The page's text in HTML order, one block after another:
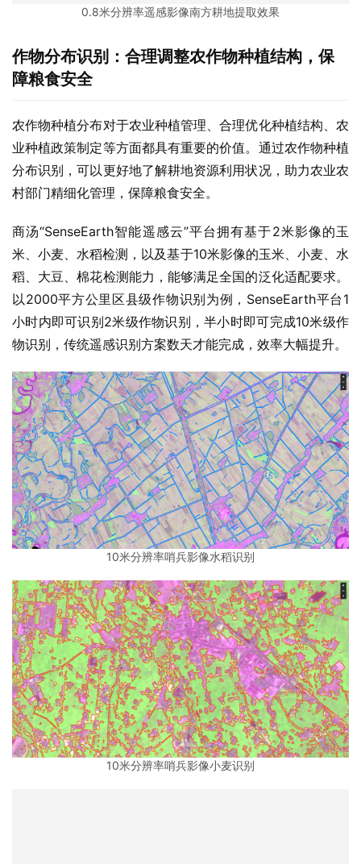
0.8米分辨率遥感影像南方耕地提取效果
作物分布识别：合理调整农作物种植结构，保
障粮食安全
农作物种植分布对于农业种植管理、合理优化种植结构、农
业种植政策制定等方面都具有重要的价值。通过农作物种植
分布识别，可以更好地了解耕地资源利用状况，助力农业农
村部门精细化管理，保障粮食安全。
商汤“SenseEarth智能遥感云”平台拥有基于2米影像的玉
米、小麦、水稻检测，以及基于10米影像的玉米、小麦、水
稻、大豆、棉花检测能力，能够满足全国的泛化适配要求。
以2000平方公里区县级作物识别为例，SenseEarth平台1
小时内即可识别2米级作物识别，半小时即可完成10米级作
物识别，传统遥感识别方案数天才能完成，效率大幅提升。
10米分辨率哨兵影像水稻识别
10米分辨率哨兵影像小麦识别